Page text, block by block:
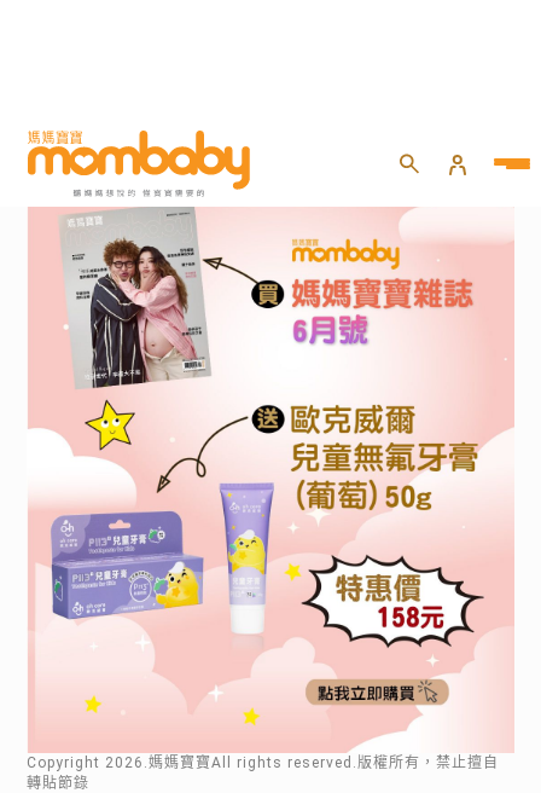
Copyright 2026 .媽媽寶寶All rights reserved.版權所有，禁止擅自
轉貼節錄